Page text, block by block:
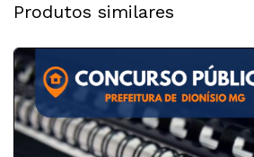
Produtos similares